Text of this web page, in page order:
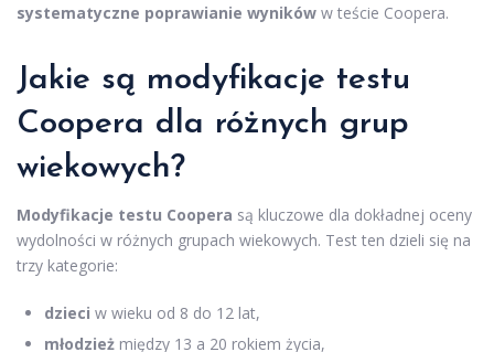
systematyczne poprawianie wyników w teście Coopera.
Jakie są modyfikacje testu
Coopera dla różnych grup
wiekowych?
Modyfikacje testu Coopera są kluczowe dla dokładnej oceny
wydolności w różnych grupach wiekowych. Test ten dzieli się na
trzy kategorie:
dzieci w wieku od 8 do 12 lat,
młodzież między 13 a 20 rokiem życia,